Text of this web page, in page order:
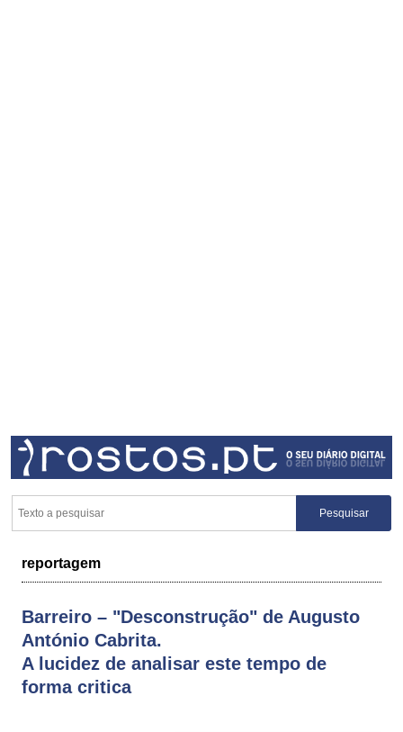
reportagem
Barreiro – "Desconstrução" de Augusto
António Cabrita.
A lucidez de analisar este tempo de
forma critica